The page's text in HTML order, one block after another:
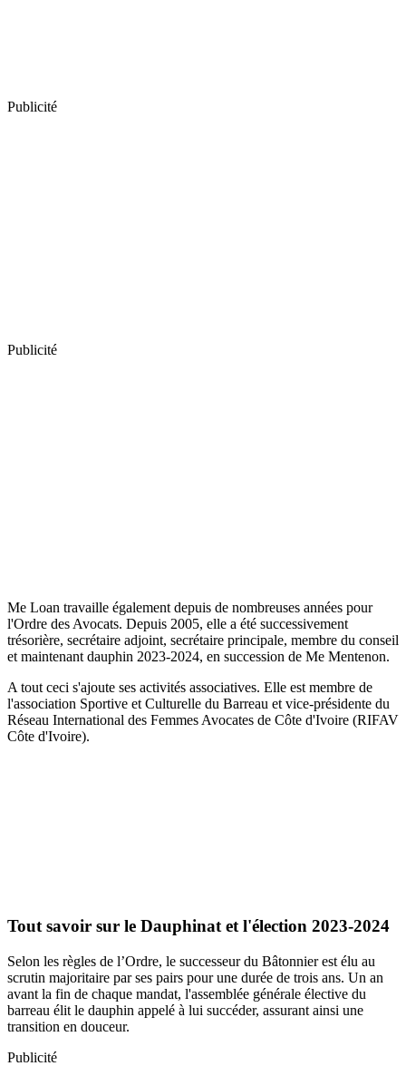
Publicité
Publicité
Me Loan travaille également depuis de nombreuses années pour
l'Ordre des Avocats. Depuis 2005, elle a été successivement
trésorière, secrétaire adjoint, secrétaire principale, membre du conseil
et maintenant dauphin 2023-2024, en succession de Me Mentenon.
A tout ceci s'ajoute ses activités associatives. Elle est membre de
l'association Sportive et Culturelle du Barreau et vice-présidente du
Réseau International des Femmes Avocates de Côte d'Ivoire (RIFAV
Côte d'Ivoire).
Tout savoir sur le Dauphinat et l'élection 2023-2024
Selon les règles de l’Ordre, le successeur du Bâtonnier est élu au
scrutin majoritaire par ses pairs pour une durée de trois ans. Un an
avant la fin de chaque mandat, l'assemblée générale élective du
barreau élit le dauphin appelé à lui succéder, assurant ainsi une
transition en douceur.
Publicité